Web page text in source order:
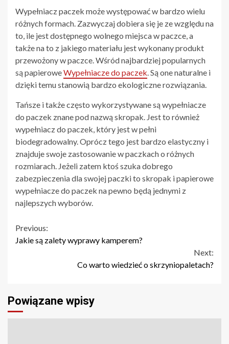
Wypełniacz paczek może występować w bardzo wielu
różnych formach. Zazwyczaj dobiera się je ze względu na
to, ile jest dostępnego wolnego miejsca w paczce, a
także na to z jakiego materiału jest wykonany produkt
przewożony w paczce. Wśród najbardziej popularnych
są papieroweWypełniacze do paczek. Są one naturalne i
dzięki temu stanowią bardzo ekologiczne rozwiązania.
Tańsze i także często wykorzystywane są wypełniacze
do paczek znane pod nazwą skropak. Jest to również
wypełniacz do paczek, który jest w pełni
biodegradowalny. Oprócz tego jest bardzo elastyczny i
znajduje swoje zastosowanie w paczkach o różnych
rozmiarach. Jeżeli zatem ktoś szuka dobrego
zabezpieczenia dla swojej paczki to skropak i papierowe
wypełniacze do paczek na pewno będą jednymi z
najlepszych wyborów.
Continue
Previous:
Jakie są zalety wyprawy kamperem?
Next:
Co warto wiedzieć o skrzyniopaletach?
Powiązane wpisy